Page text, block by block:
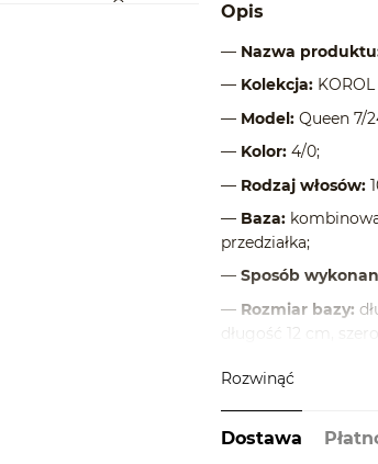
Opis
— Nazwa
— Kolekcja:
— Model: Queen 7/
— Kolor: 4/0;
— Rodzaj włosów:
— Baza:
przedziałka;
— Sposób
— Rozmiar bazy:
długość 12 cm,
—Możliwość
Rozwinąć
Dostawa